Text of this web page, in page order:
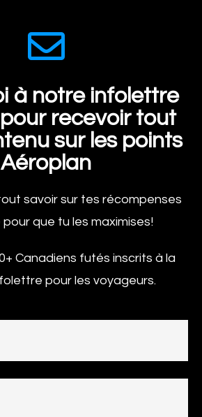
à notre infolettre
recevoir tout
sur les points
Aéroplan
savoir sur tes récompenses
que tu les maximises!
Canadiens futés inscrits à la
pour les voyageurs.